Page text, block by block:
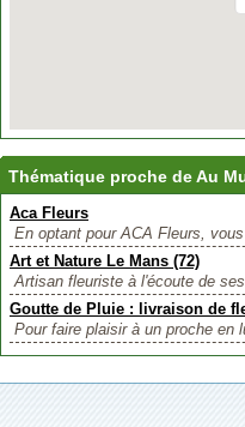
Thématique proche de Au
Aca Fleurs
En optant pour ACA Fleurs,
Art et Nature Le Mans (72)
Artisan fleuriste à l'écoute de
Goutte de Pluie : livraison de
Pour faire plaisir à un proche en